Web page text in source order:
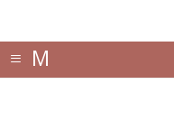
≡ M